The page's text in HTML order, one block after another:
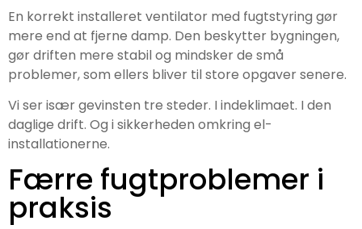
En korrekt installeret ventilator med fugtstyring gør
mere end at fjerne damp. Den beskytter bygningen,
gør driften mere stabil og mindsker de små
problemer, som ellers bliver til store opgaver senere.
Vi ser især gevinsten tre steder. I indeklimaet. I den
daglige drift. Og i sikkerheden omkring el-
installationerne.
Færre fugtproblemer i
praksis